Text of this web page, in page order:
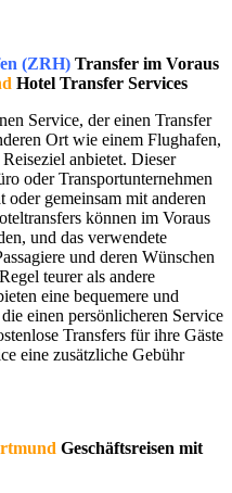
(ZRH) Transfer im Voraus
Hotel Transfer Services
Service, der einen Transfer
Ort wie einem Flughafen,
anbietet. Dieser
oder Transportunternehmen
gemeinsam mit anderen
können im Voraus
und das verwendete
und deren Wünschen
teurer als andere
eine bequemere und
einen persönlicheren Service
Transfers für ihre Gäste
eine zusätzliche Gebühr
Geschäftsreisen mit